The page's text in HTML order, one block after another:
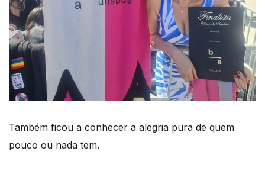
Também ficou a conhecer a alegria pura de quem
pouco ou nada tem.